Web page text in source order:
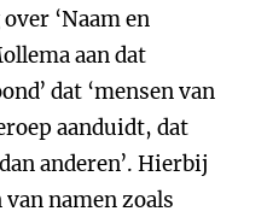
‘Naam en
aan dat
dat ‘mensen van
aanduidt, dat
anderen’. Hierbij
namen zoals